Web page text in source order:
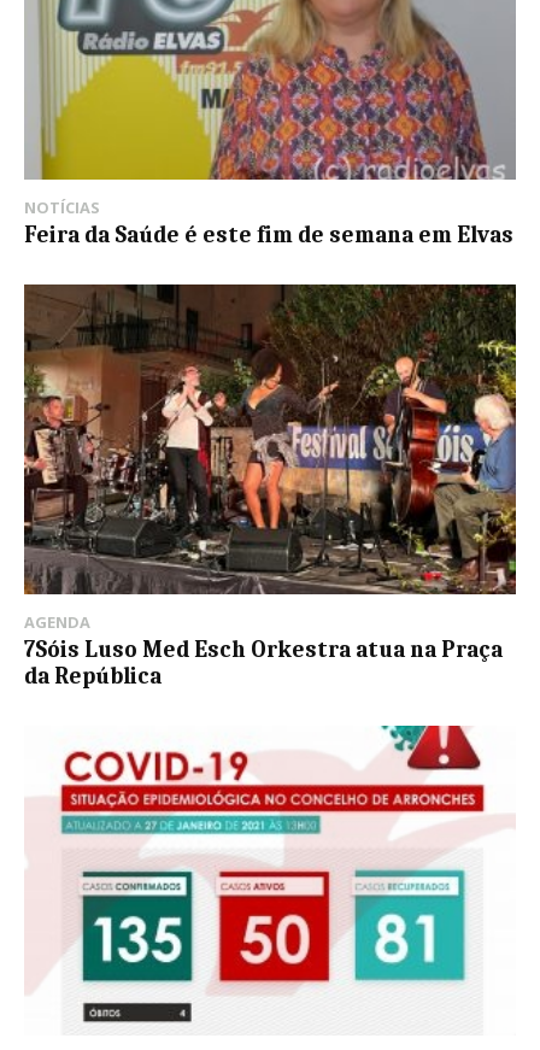
NOTÍCIAS
Feira da Saúde é este fim de semana em Elvas
AGENDA
7Sóis Luso Med Esch Orkestra atua na Praça
da República